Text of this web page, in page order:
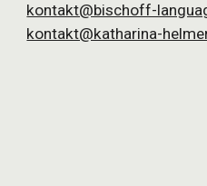
kontakt@bischoff-
kontakt@katharina-